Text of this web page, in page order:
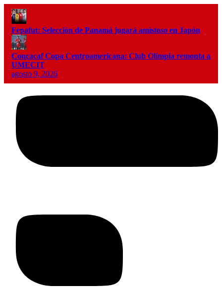
Fepafut: Selección de Panamá jugará amistoso en Japón
Concacaf Copa Centroamericana: Club Olimpia remonta a
UMECIT
agosto 9, 2026